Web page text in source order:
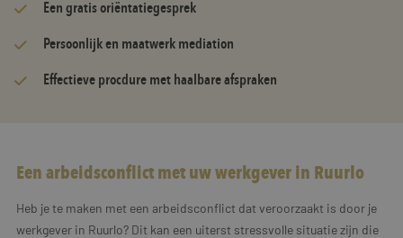
Een gratis oriëntatiegesprek
Persoonlijk en maatwerk mediation
Effectieve procdure met haalbare afspraken
Een arbeidsconflict met uw werkgever in Ruurlo
Heb je te maken met een arbeidsconflict dat veroorzaakt is door je
werkgever in Ruurlo? Dit kan een uiterst stressvolle situatie zijn die